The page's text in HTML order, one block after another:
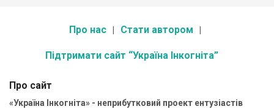
Про нас Стати автором
Підтримати сайт “Україна Інкогніта”
Про сайт
«Україна Інкогніта» - неприбутковий проект ентузіастів